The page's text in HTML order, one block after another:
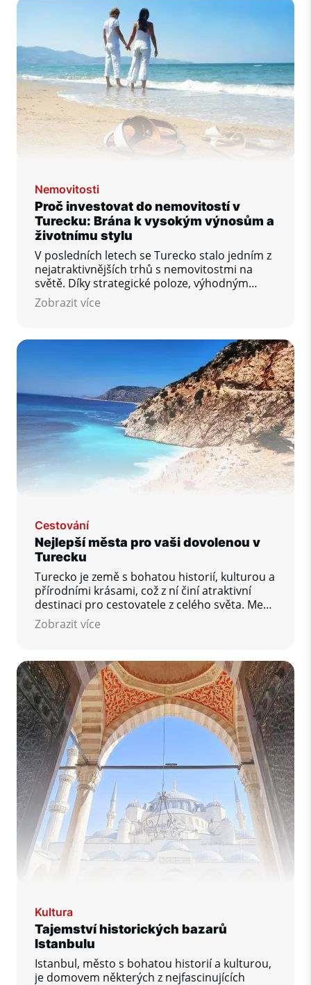
Nemovitosti
Proč investovat do nemovitostí v
Turecku: Brána k vysokým výnosům a
životnímu stylu
V posledních letech se Turecko stalo jedním z
nejatraktivnějších trhů s nemovitostmi na
světě. Díky strategické poloze, výhodným
cenám, vysokým výnosům z pronájmu a
vládním pobídkám přitahuje stále více
by investice do turecké nemovitosti mohla být
jedním z vašich nejlepších finančních
Zobrazit více
Cestování
Nejlepší města pro vaši dovolenou v
Turecku
Turecko je země s bohatou historií, kulturou a
přírodními krásami, což z ní činí atraktivní
destinaci pro cestovatele z celého světa. Mezi
nejnavštěvovanější města patří ta, která
nabízejí jedinečné zážitky, historické památky
Zobrazit více
Kultura
Tajemství historických bazarů
Istanbulu
Istanbul, město s bohatou historií a kulturou,
je domovem některých z nejfascinujících